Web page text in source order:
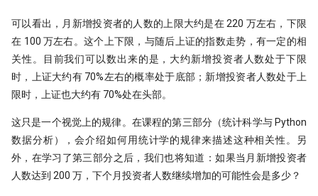
可以看出，月新增投资者的人数的上限大约是在 220 万左右，下限
在 100 万左右。这个上下限，与随后上证的指数走势，有一定的相
关性。目前我们可以数出来的是，大约新增投资者人数处于下限
时，上证大约有 70%左右的概率处于底部；新增投资者人数处于上
限时，上证也大约有 70%处在头部。
这只是一个视觉上的规律。在课程的第三部分（统计科学与 Python
数据分析），会介绍如何用统计学的规律来描述这种相关性。另
外，在学习了第三部分之后，我们也将知道：如果当月新增投资者
人数达到 200 万，下个月投资者人数继续增加的可能性会是多少？